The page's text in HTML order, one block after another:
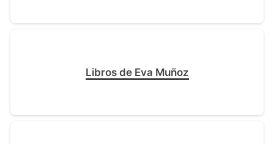
Libros de Eva Muñoz